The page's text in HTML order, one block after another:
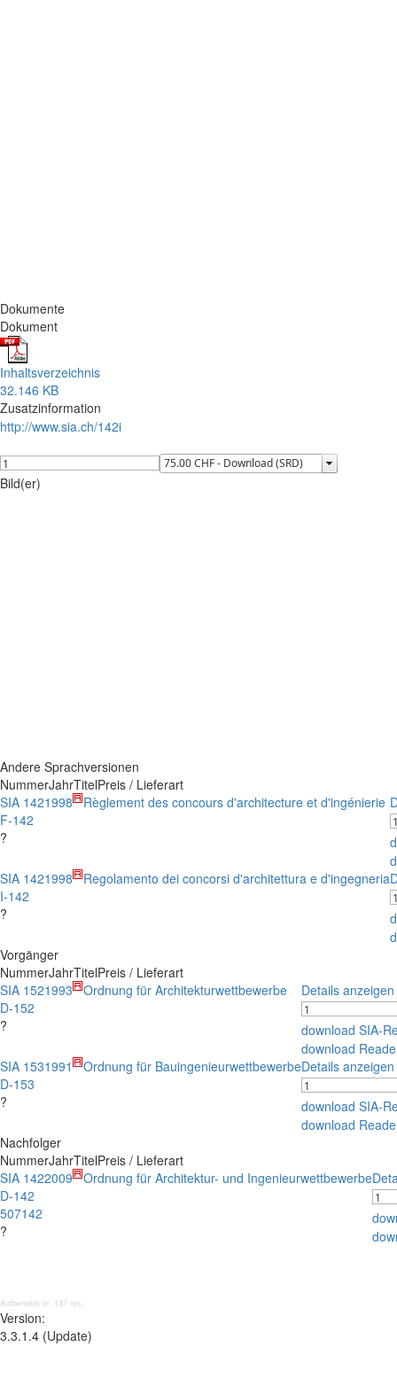
Dokumente
Dokument
Inhaltsverzeichnis
32.146 KB
Zusatzinformation
http://www.sia.ch/142i
Bild(er)
Andere Sprachversionen
NummerJahrTitelPreis / Lieferart
SIA 142
F-142
?
1998 Règlement des concours d'architecture et d'ingénierie
SIA 142
I-142
?
1998 Regolamento dei concorsi d'architettura e d'ingegneria
Vorgänger
NummerJahrTitelPreis / Lieferart
SIA 152
D-152
?
1993 Ordnung für Architekturwettbewerbe Details anzeigen
download SIA-
download
SIA 153
D-153
?
1991 Ordnung für BauingenieurwettbewerbeDetails anzeigen
download SIA-
download
Nachfolger
NummerJahrTitelPreis / Lieferart
SIA 142
D-142
507142
?
2009 Ordnung für Architektur- und Ingenieurwettbewerbe
Aufbereitet in: 137 ms;
Version:
3.3.1.4 (Update)